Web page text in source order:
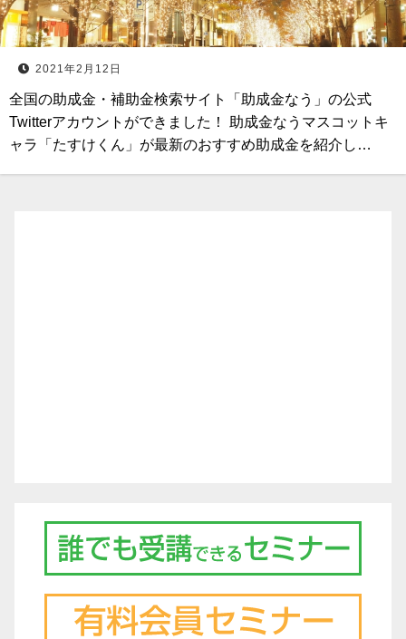
2021年2月12日
全国の助成金・補助金検索サイト「助成金なう」の公式
Twitterアカウントができました！ 助成金なうマスコットキ
ャラ「たすけくん」が最新のおすすめ助成金を紹介し…